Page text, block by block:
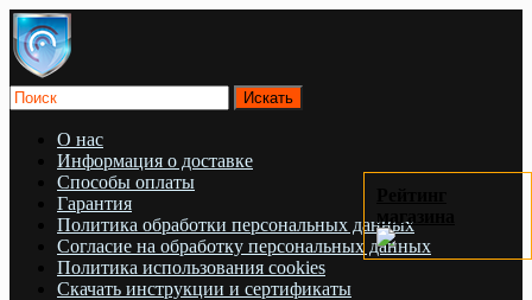
О нас
Информация о доставке
Cпособы оплаты
Гарантия
Политика обработки персональных данных
Согласие на обработку персональных данных
Политика использования cookies
Скачать инструкции и сертификаты